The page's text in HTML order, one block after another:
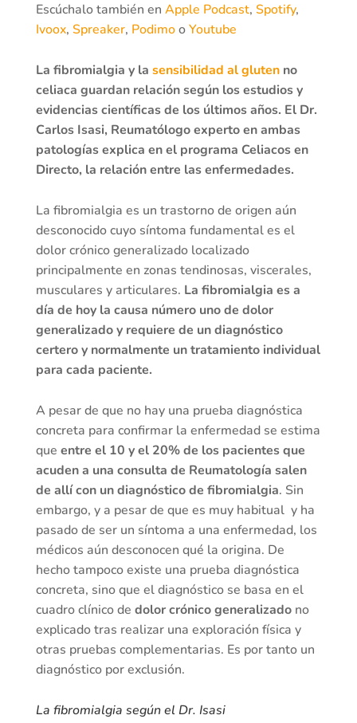
Escúchalo también en Apple Podcast, Spotify,
Ivoox, Spreaker, PodimooYoutube
La fibromialgia y la sensibilidad al glutenno
celiaca guardan relación según los estudios y
evidencias científicas de los últimos años. El Dr.
Carlos Isasi, Reumatólogo experto en ambas
patologías explica en el programa Celiacos en
Directo, la relación entre las enfermedades.
La fibromialgia es un trastorno de origen aún
desconocido cuyo síntoma fundamental es el
dolor crónico generalizado localizado
principalmente en zonas tendinosas, viscerales,
musculares y articulares. La fibromialgia es a
día de hoy la causa número uno de dolor
generalizado y requiere de un diagnóstico
certero y normalmente un tratamiento individual
para cada paciente.
A pesar de que no hay una prueba diagnóstica
concreta para confirmar la enfermedad se estima
que entre el 10 y el 20% de los pacientes que
acuden a una consulta de Reumatología salen
de allí con un diagnóstico de fibromialgia. Sin
embargo, y a pesar de que es muy habitual y ha
pasado de ser un síntoma a una enfermedad, los
médicos aún desconocen qué la origina. De
hecho tampoco existe una prueba diagnóstica
concreta, sino que el diagnóstico se basa en el
cuadro clínico de dolor crónico generalizadono
explicado tras realizar una exploración física y
otras pruebas complementarias. Es por tanto un
diagnóstico por exclusión.
La fibromialgia según el Dr. Isasi